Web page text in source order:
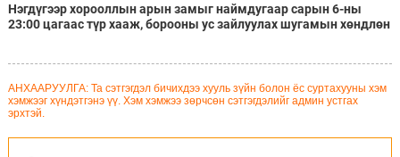
Нэгдүгээр хорооллын арын замыг наймдугаар сарын 6-ны
23:00 цагаас түр хааж, борооны ус зайлуулах шугамын хөндлөн
АНХААРУУЛГА: Та сэтгэгдэл бичихдээ хууль зүйн болон ёс суртахууны хэм
хэмжээг хүндэтгэнэ үү. Хэм хэмжээ зөрчсөн сэтгэгдэлийг админ устгах
эрхтэй.